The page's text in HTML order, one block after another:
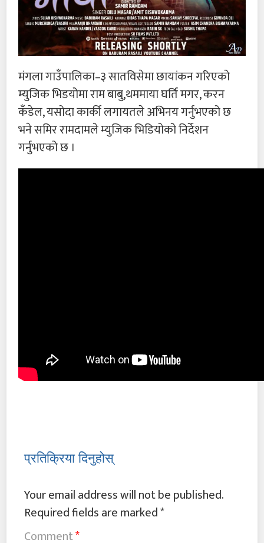
मंगला गाउँपालिका–३ सातविसेमा छायांकन गरिएको
म्युजिक भिडयोमा राम बाबु,थममाया घर्ति मगर, करन
कँडेल, यसोदा कार्की लगायतले अभिनय गर्नुभएको छ
भने समिर रामदामले म्युजिक भिडियोको निर्देशन
गर्नुभएको छ ।
प्रतिक्रिया दिनुहोस्
Your email address will not be published.
Required fields are marked*
Comment*